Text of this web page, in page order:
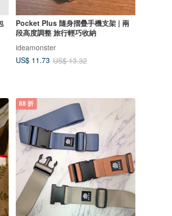
包
Pocket Plus 隨身摺疊手機支架 | 兩
段高度調整 旅行輕巧收納
ideamonster
US$ 11.73 US$ 13.32
88 折